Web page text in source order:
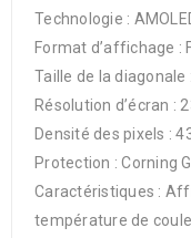
Technologie :
Format d’affichage :
Taille de la diagonale
Résolution d’écran :
Densité des pixels :
Protection : Corning
Caractéristiques :
température de